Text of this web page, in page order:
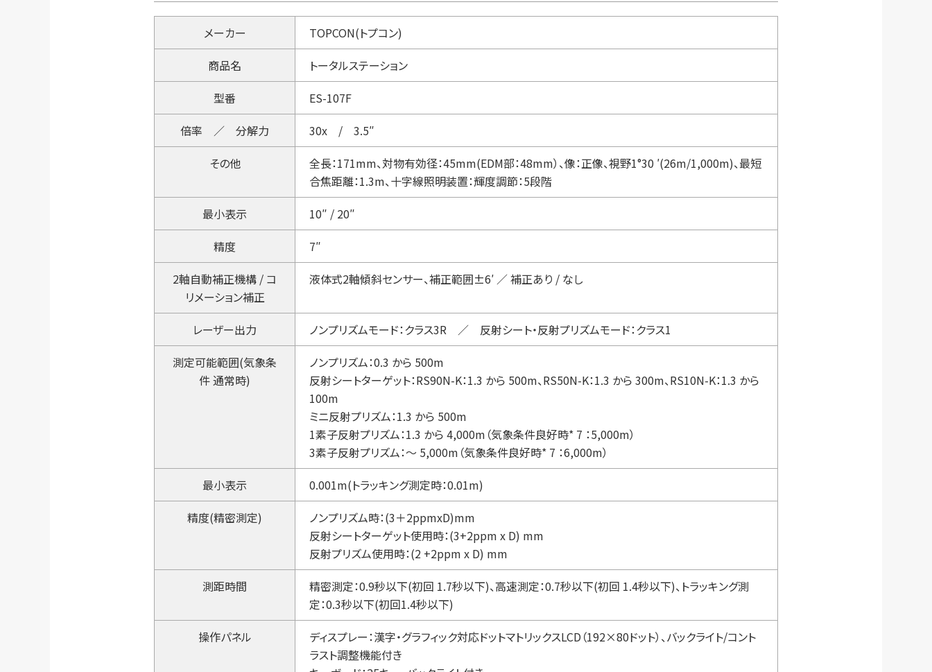
メーカー
TOPCON(トプコン)
商品名
トータルステーション
型番
ES-107F
倍率 ／ 分解力
30x / 3.5″
その他
全長：171mm、対物有効径：45mm(EDM部：48mm）、像：正像、視野1°30 ′(26m/1,000m)、最短
合焦距離：1.3m、十字線照明装置：輝度調節：5段階
最小表示
10″ / 20″
精度
7″
2軸自動補正機構 / コ
リメーション補正
液体式2軸傾斜センサー、補正範囲±6′ ／ 補正あり / なし
レーザー出力
ノンプリズムモード：クラス3R ／ 反射シート・反射プリズムモード：クラス1
測定可能範囲(気象条
件 通常時)
ノンプリズム：0.3 から 500m
反射シートターゲット：RS90N-K：1.3 から 500m、RS50N-K：1.3 から 300m、RS10N-K：1.3 から
100m
ミニ反射プリズム：1.3 から 500m
1素子反射プリズム：1.3 から 4,000m（気象条件良好時* 7 ：5,000m）
3素子反射プリズム：〜 5,000m（気象条件良好時* 7 ：6,000m）
最小表示
0.001m(トラッキング測定時：0.01m)
精度(精密測定)
ノンプリズム時：(3＋2ppmxD)mm
反射シートターゲット使用時：(3+2ppm x D) mm
反射プリズム使用時：(2 +2ppm x D) mm
測距時間
精密測定：0.9秒以下(初回 1.7秒以下)、高速測定：0.7秒以下(初回 1.4秒以下)、トラッキング測
定：0.3秒以下(初回1.4秒以下)
操作パネル
ディスプレー：漢字・グラフィック対応ドットマトリックスLCD（192×80ドット）、バックライト/コント
ラスト調整機能付き